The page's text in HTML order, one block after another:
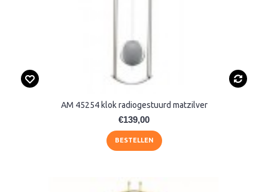
AM 45254 klok radiogestuurd matzilver
€139,00
BESTELLEN